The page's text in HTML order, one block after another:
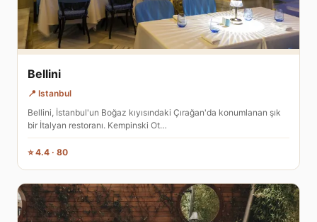
Bellini
📍 Istanbul
Bellini, İstanbul'un Boğaz kıyısındaki Çırağan'da konumlanan şık
bir İtalyan restoranı. Kempinski Ot…
⭐ 4.4 · 80